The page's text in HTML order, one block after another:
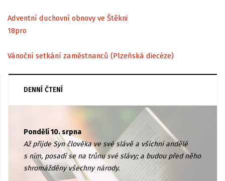
Adventní duchovní obnovy ve Štěkni
18pro
Vánoční setkání zaměstnanců (Plzeňská diecéze)
DENNÍ ČTENÍ
Pondělí 10. srpna
Až přijde Syn člověka ve své slávě a všichni andělé
s ním, posadí se na trůnu své slávy; a budou před něho
shromážděny všechny národy.